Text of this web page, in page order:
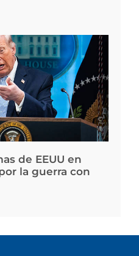
de EEUU en
la guerra con